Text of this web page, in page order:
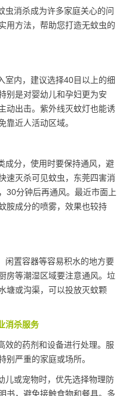
消杀成为许多家庭关心的问
用方法，帮助您打造无蚊虫的
内，建议选择40目以上的细
别是对婴幼儿和孕妇更为安
动出击。紫外线灭蚊灯也能诱
靠近人活动区域。
成分，使用时要保持通风 ，避
速灭杀可见蚊虫，东莞四害消
30分钟后再通风。最近市面上
胺成分的喷雾，效果也较持
闲置容器等容易积水的地方要
房等潮湿区域要注意通风。垃
塘或沟渠，可以投放灭蚊颗
消杀服务
的药剂和设备进行处理。服
别严重的家庭或场所。
儿或宠物时，优先选择物理防
书，避免接触食物和餐具。多